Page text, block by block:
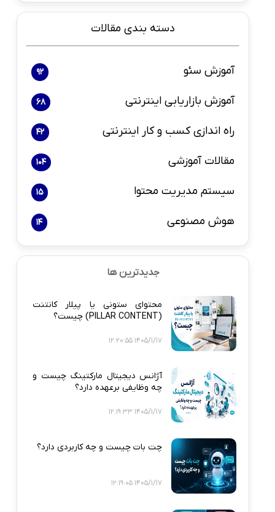
دسته بندی مقالات
آموزش سئو 92
آموزش بازاریابی اینترنتی 68
راه اندازی کسب و کار اینترنتی 42
مقالات آموزشی 104
سیستم مدیریت محتوا 15
هوش مصنوعی 14
جدیدترین ها
محتوای ستونی یا پیلار کانتنت
(PILLAR CONTENT) چیست؟
1405/1/17 12:20:55
آژانس دیجیتال مارکتینگ چیست و
چه وظایفی برعهده دارد؟
1405/1/17 12:19:33
چت بات چیست و چه کاربردی دارد؟
1405/1/17 12:19:05